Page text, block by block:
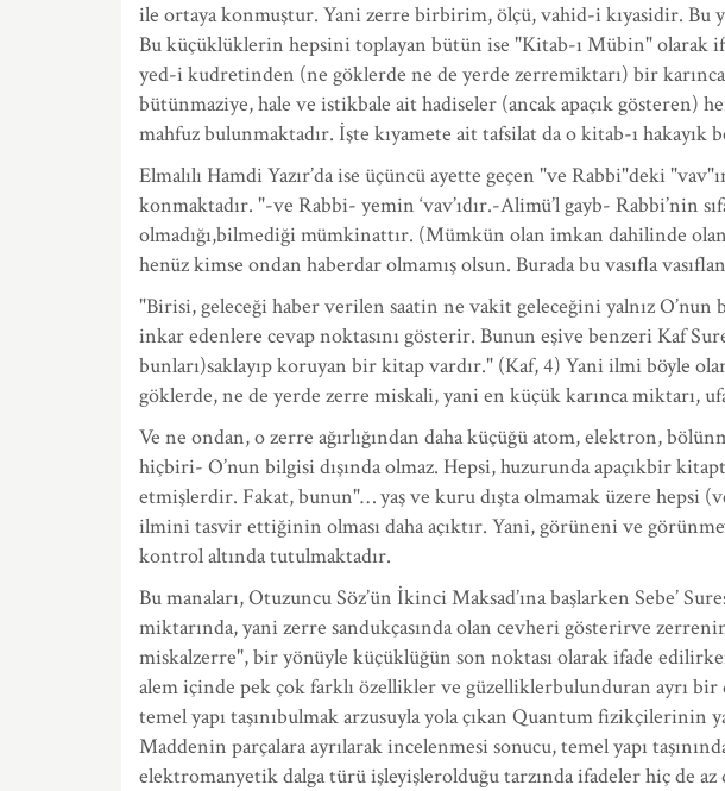
ile ortaya konmuştur. Yani zerre birbirim, ölçü, vahid-i kıyasidir. Bu
Bu küçüklüklerin hepsini toplayan bütün ise "Kitab-ı Mübin" olarak
yed-i kudretinden (ne göklerde ne de yerde zerremiktarı) bir
bütünmaziye, hale ve istikbale ait hadiseler (ancak apaçık gösteren)
mahfuz bulunmaktadır. İşte kıyamete ait tafsilat da o kitab-ı hakayık
Elmalılı Hamdi Yazır’da ise üçüncü ayette geçen "ve Rabbi"deki
konmaktadır. "-ve Rabbi- yemin ‘vav’ıdır.-Alimü’l gayb- Rabbi’nin
olmadığı,bilmediği mümkinattır. (Mümkün olan imkan dahilinde olan
henüz kimse ondan haberdar olmamış olsun. Burada bu vasıfla
"Birisi, geleceği haber verilen saatin ne vakit geleceğini yalnız O’nun
inkar edenlere cevap noktasını gösterir. Bunun eşive benzeri Kaf
bunları)saklayıp koruyan bir kitap vardır." (Kaf, 4) Yani ilmi böyle
göklerde, ne de yerde zerre miskali, yani en küçük karınca miktarı,
Ve ne ondan, o zerre ağırlığından daha küçüğü atom, elektron,
hiçbiri- O’nun bilgisi dışında olmaz. Hepsi, huzurunda apaçıkbir
etmişlerdir. Fakat, bunun"… yaş ve kuru dışta olmamak üzere hepsi
ilmini tasvir ettiğinin olması daha açıktır. Yani, görüneni ve
kontrol altında tutulmaktadır.
Bu manaları, Otuzuncu Söz’ün İkinci Maksad’ına başlarken Sebe’
miktarında, yani zerre sandukçasında olan cevheri gösterirve
miskalzerre", bir yönüyle küçüklüğün son noktası olarak ifade
alem içinde pek çok farklı özellikler ve güzelliklerbulunduran ayrı
temel yapı taşınıbulmak arzusuyla yola çıkan Quantum fizikçilerinin
Maddenin parçalara ayrılarak incelenmesi sonucu, temel yapı
elektromanyetik dalga türü işleyişlerolduğu tarzında ifadeler hiç de